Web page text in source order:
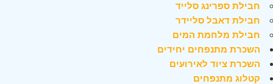
חבילת ספרינג סלייד
חבילת דאבל סליידר
חבילת מלחמת המים
השכרת מתנפחים יחידים
השכרת ציוד לאירועים
קטלוג מתנפחים